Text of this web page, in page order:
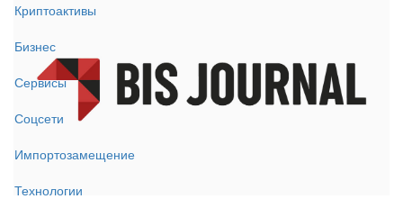
Криптоактивы
Бизнес
Сервисы
Соцсети
Импортозамещение
Технологии